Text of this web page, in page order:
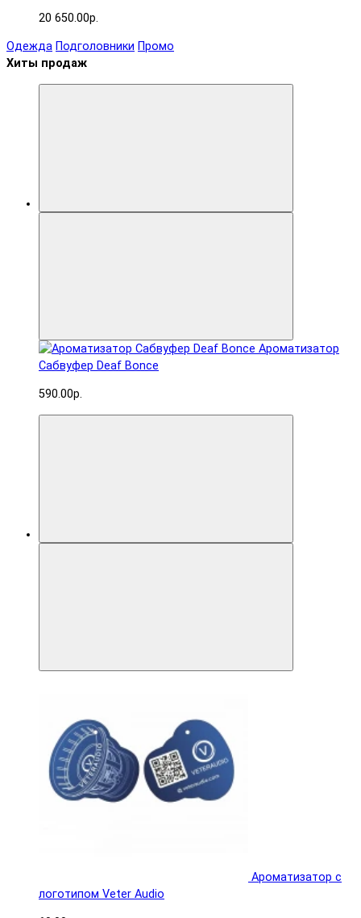
20 650.00р.
Одежда Подголовники Промо
Хиты продаж
Ароматизатор
Сабвуфер Deaf Bonce
590.00р.
Ароматизатор с
логотипом Veter Audio